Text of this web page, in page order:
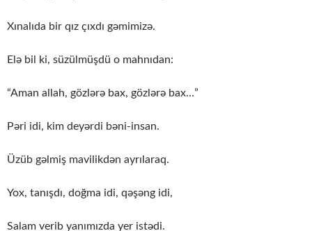
Xınalıda bir qız çıxdı gəmimizə.
Elə bil ki, süzülmüşdü o mahnıdan:
“Aman allah, gözlərə bax, gözlərə bax…”
Pəri idi, kim deyərdi bəni-insan.
Üzüb gəlmiş mavilikdən ayrılaraq.
Yox, tanışdı, doğma idi, qəşəng idi,
Salam verib yanımızda yer istədi.